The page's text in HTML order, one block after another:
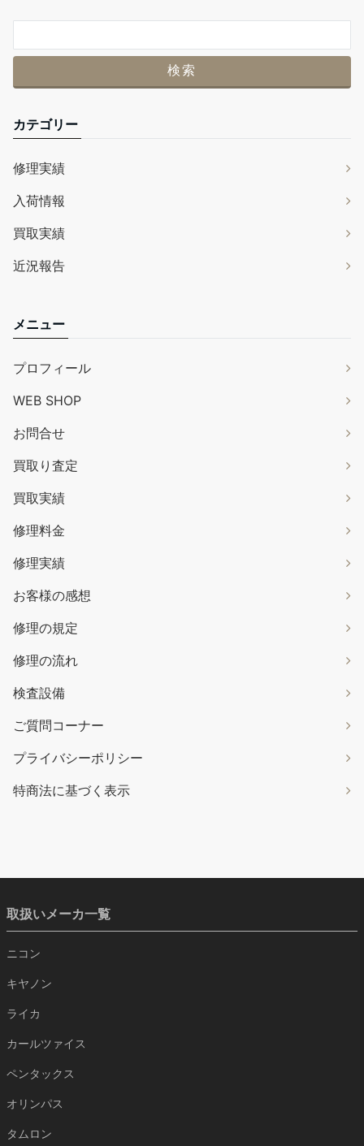
カテゴリー
修理実績
入荷情報
買取実績
近況報告
メニュー
プロフィール
WEB SHOP
お問合せ
買取り査定
買取実績
修理料金
修理実績
お客様の感想
修理の規定
修理の流れ
検査設備
ご質問コーナー
プライバシーポリシー
特商法に基づく表示
取扱いメーカ一覧
ニコン
キヤノン
ライカ
カールツァイス
ペンタックス
オリンパス
タムロン